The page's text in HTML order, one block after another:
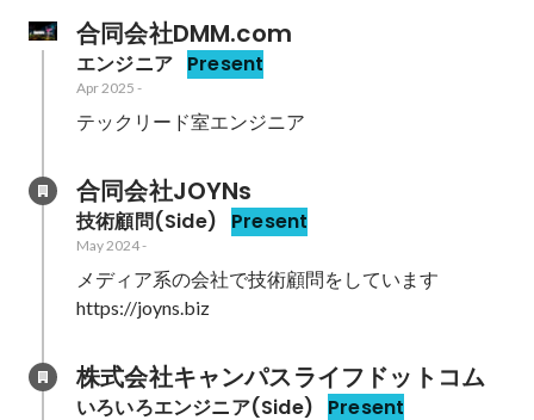
合同会社DMM.com
エンジニア Present
Apr 2025 -
テックリード室エンジニア
合同会社JOYNs
技術顧問(Side) Present
May 2024-
メディア系の会社で技術顧問をしています
https://joyns.biz
株式会社キャンパスライフドットコム
いろいろエンジニア(Side) Present